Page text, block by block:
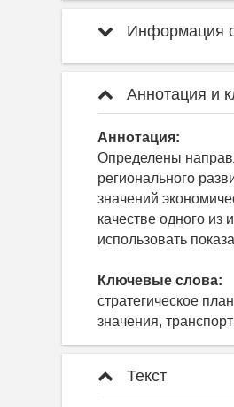
Информация
Аннотация и
Аннотация:
Определены
регионального
значений
качестве одного из
использовать
Ключевые слова:
стратегическое
значения,
Текст